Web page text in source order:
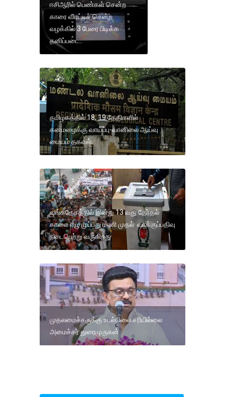
ஈசிஆரில் பெண்கள் சென்ற
காரை விரட்டிச் சென்ற
வழக்கில் 3 பேரை பிடிக்க
தனிப்படை..
தமிழகத்தில் 18, 19 தேதிகளில்
கனமழைக்கு வாய்ப்பு-வானிலை ஆய்வு
மையம் தகவல்.
வங்கதேசத்தில் இன்று 13 வது தேர்தல்
காலை ஏழு முப்பது மணி முதல் வாக்குப்பதிவு
நடைபெற்று வருகிறது
முதலமைச்சருக்கு உடல்நிலை சரியில்லை
அமைச்சர் துரைமுருகன்